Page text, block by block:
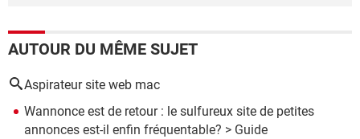
AUTOUR DU MÊME SUJET
Aspirateur site web mac
Wannonce est de retour : le sulfureux site de petites
annonces est-il enfin fréquentable? > Guide